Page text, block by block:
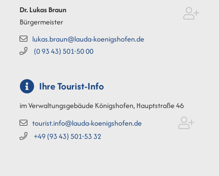
Dr. LukasBraun
Bürgermeister
lukas.braun@lauda-koenigshofen.de
(09343) 501-5000
Ihre Tourist-Info
im Verwaltungsgebäude Königshofen, Hauptstraße 46
tourist.info@lauda-koenigshofen.de
+49 (9343) 501-5332